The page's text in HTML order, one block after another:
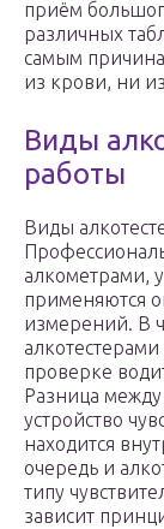
приём
различных
самым
из крови, ни
Виды
работы
Виды
алкометрами,
применяются
измерений. В
проверке
Разница
устройство
находится
очередь и
типу
зависит